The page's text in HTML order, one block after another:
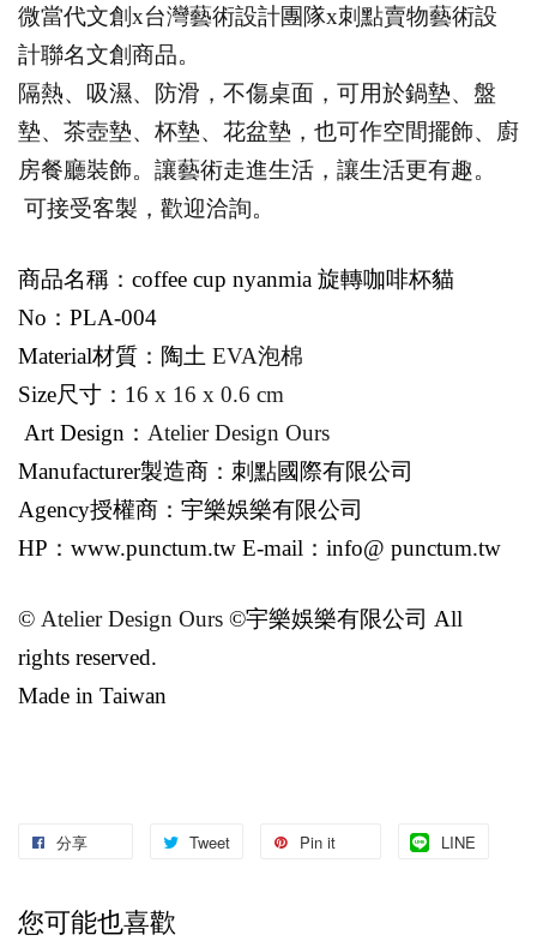
微當代文創x台灣藝術設計團隊x刺點賣物藝術設
計聯名文創商品。
隔熱、吸濕、防滑，不傷桌面，可用於鍋墊、盤
墊、茶壺墊、杯墊、花盆墊，也可作空間擺飾、廚
房餐廳裝飾。讓藝術走進生活，讓生活更有趣。
可接受客製，歡迎洽詢。
商品名稱： coffee cup nyanmia 旋轉咖啡杯貓
No ： PLA-004
Material材質：陶土 EVA泡棉
Size尺寸：16 x 16 x 0.6 cm
Art Design ： Atelier Design Ours
Manufacturer製造商：刺點國際有限公司
Agency授權商：宇樂娛樂有限公司
HP ：www.punctum.tw E-mail：info@ punctum.tw
© Atelier Design Ours ©宇樂娛樂有限公司 All
rights reserved.
Made in Taiwan
分享 Tweet Pin it LINE
您可能也喜歡